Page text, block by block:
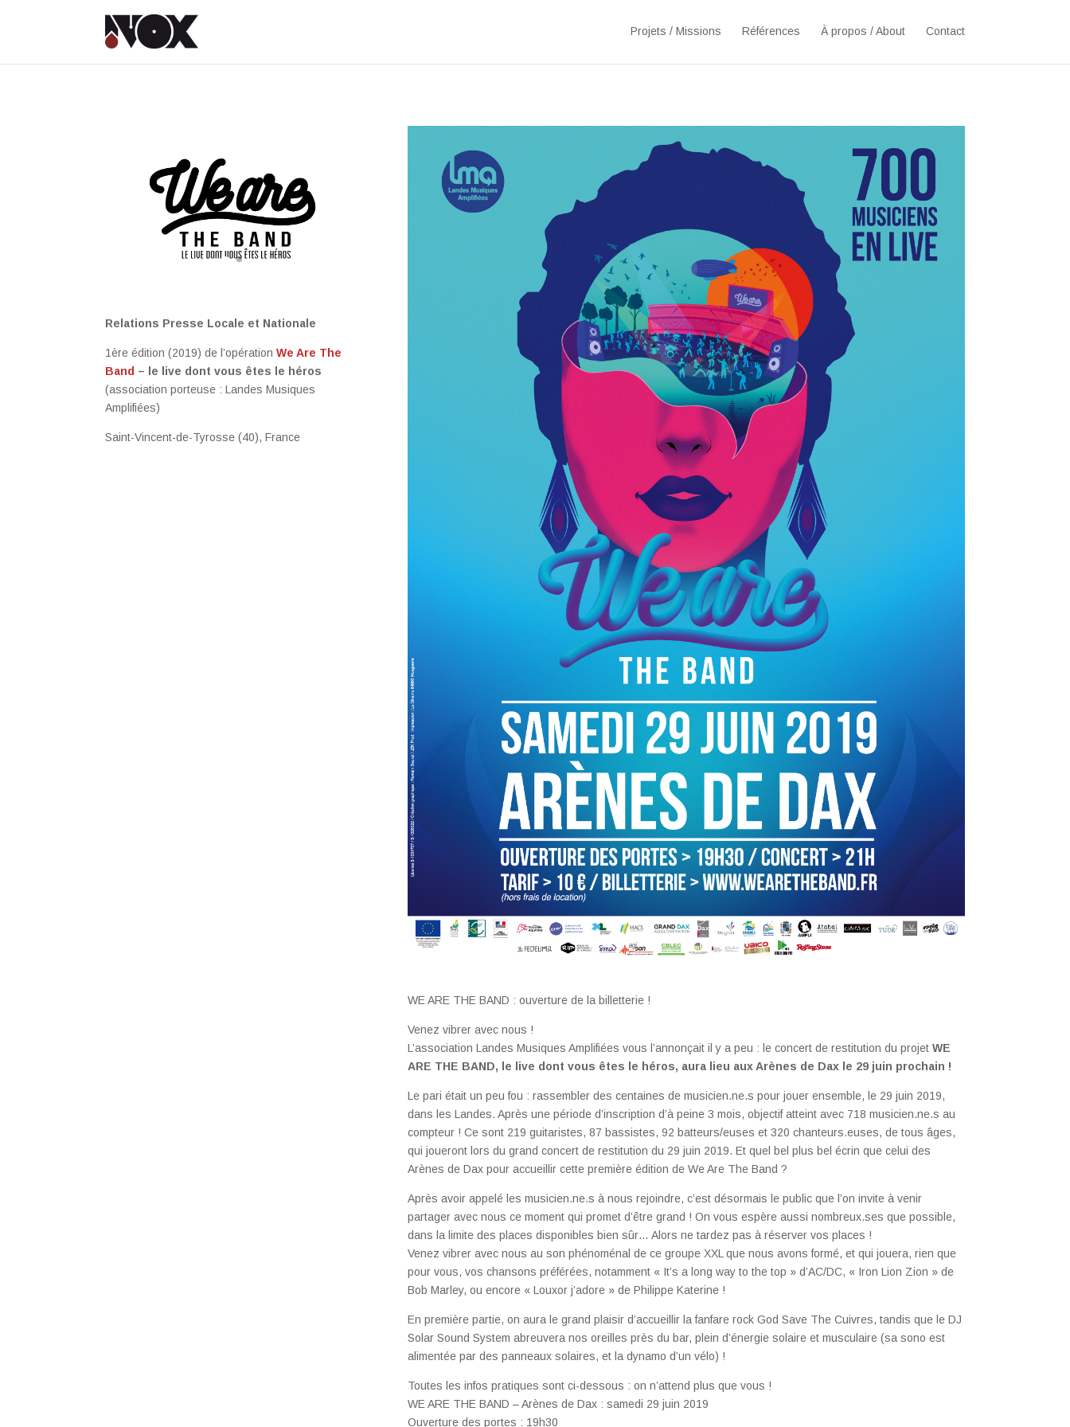
Projets / Missions Références À propos / About Contact
Relations Presse Locale et Nationale
1ère édition (2019) de l’opération We Are The
Band – le live dont vous êtes le héros
(association porteuse : Landes Musiques
Amplifiées)
Saint-Vincent-de-Tyrosse (40), France
WE ARE THE BAND : ouverture de la billetterie !
Venez vibrer avec nous !
L’association Landes Musiques Amplifiées vous l’annonçait il y a peu : le concert de restitution du projet WE
ARE THE BAND, le live dont vous êtes le héros, aura lieu aux Arènes de Dax le 29 juin prochain !
Le pari était un peu fou : rassembler des centaines de musicien.ne.s pour jouer ensemble, le 29 juin 2019,
dans les Landes. Après une période d’inscription d’à peine 3 mois, objectif atteint avec 718 musicien.ne.s au
compteur ! Ce sont 219 guitaristes, 87 bassistes, 92 batteurs/euses et 320 chanteurs.euses, de tous âges,
qui joueront lors du grand concert de restitution du 29 juin 2019. Et quel bel plus bel écrin que celui des
Arènes de Dax pour accueillir cette première édition de We Are The Band ?
Après avoir appelé les musicien.ne.s à nous rejoindre, c’est désormais le public que l’on invite à venir
partager avec nous ce moment qui promet d’être grand ! On vous espère aussi nombreux.ses que possible,
dans la limite des places disponibles bien sûr… Alors ne tardez pas à réserver vos places !
Venez vibrer avec nous au son phénoménal de ce groupe XXL que nous avons formé, et qui jouera, rien que
pour vous, vos chansons préférées, notamment « It’s a long way to the top » d’AC/DC, « Iron Lion Zion » de
Bob Marley, ou encore « Louxor j’adore » de Philippe Katerine !
En première partie, on aura le grand plaisir d’accueillir la fanfare rock God Save The Cuivres, tandis que le DJ
Solar Sound System abreuvera nos oreilles près du bar, plein d’énergie solaire et musculaire (sa sono est
alimentée par des panneaux solaires, et la dynamo d’un vélo) !
Toutes les infos pratiques sont ci-dessous : on n’attend plus que vous !
WE ARE THE BAND – Arènes de Dax : samedi 29 juin 2019
Ouverture des portes : 19h30